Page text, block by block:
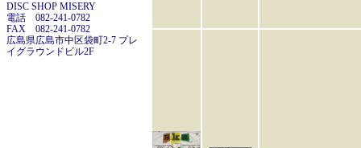
DISC SHOP MISERY
電話 082-241-0782
FAX 082-241-0782
広島県広島市中区袋町2-7 プレ
イグラウンドビル2F